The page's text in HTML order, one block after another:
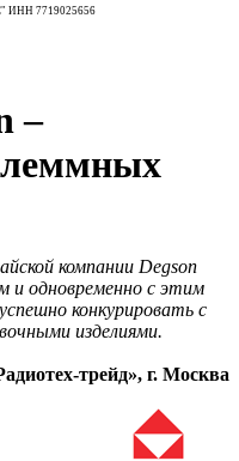
ИНН 7719025656
–
компании Degson
и одновременно с этим
конкурировать с
изделиями.
трейд», г. Москва